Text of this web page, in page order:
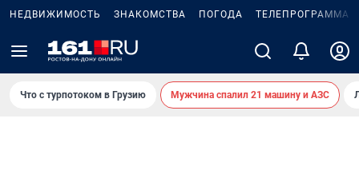
НЕДВИЖИМОСТЬ ЗНАКОМСТВА ПОГОДА ТЕЛЕПРОГРАММА
Что с турпотоком в Грузию Мужчина спалил 21 машину и АЗС